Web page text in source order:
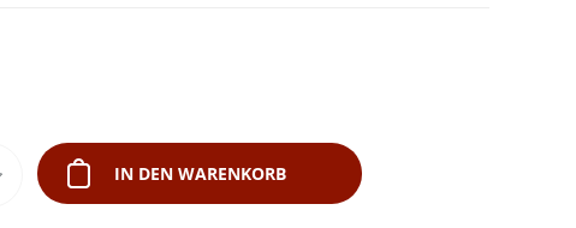
IN DEN WARENKORB